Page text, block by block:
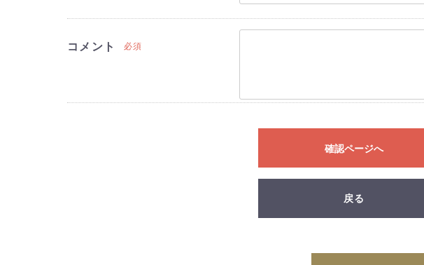
コメント 必須
確認ページへ
戻る